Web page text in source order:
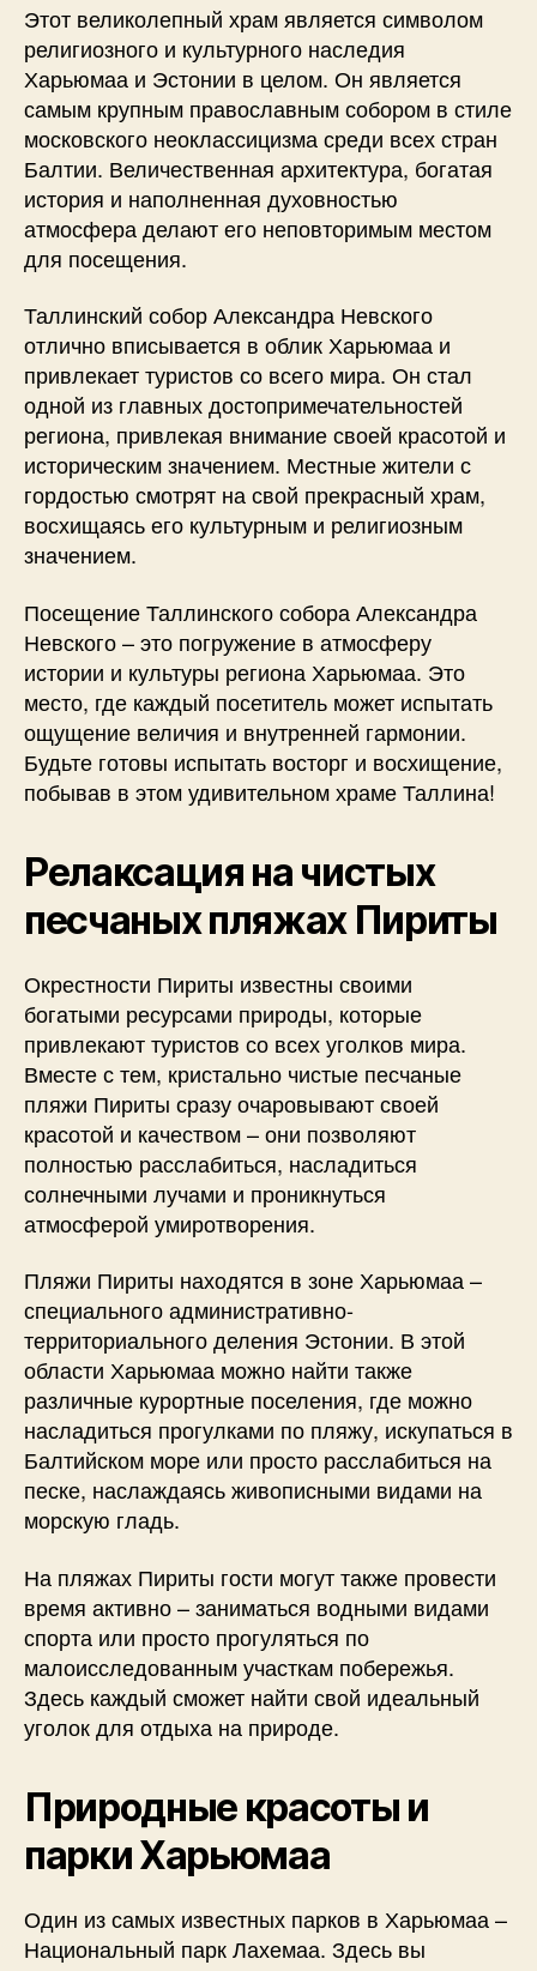
Этот великолепный храм является символом
религиозного и культурного наследия
Харьюмаа и Эстонии в целом. Он является
самым крупным православным собором в стиле
московского неоклассицизма среди всех стран
Балтии. Величественная архитектура, богатая
история и наполненная духовностью
атмосфера делают его неповторимым местом
для посещения.
Таллинский собор Александра Невского
отлично вписывается в облик Харьюмаа и
привлекает туристов со всего мира. Он стал
одной из главных достопримечательностей
региона, привлекая внимание своей красотой и
историческим значением. Местные жители с
гордостью смотрят на свой прекрасный храм,
восхищаясь его культурным и религиозным
значением.
Посещение Таллинского собора Александра
Невского – это погружение в атмосферу
истории и культуры региона Харьюмаа. Это
место, где каждый посетитель может испытать
ощущение величия и внутренней гармонии.
Будьте готовы испытать восторг и восхищение,
побывав в этом удивительном храме Таллина!
Релаксация на чистых
песчаных пляжах Пириты
Окрестности Пириты известны своими
богатыми ресурсами природы, которые
привлекают туристов со всех уголков мира.
Вместе с тем, кристально чистые песчаные
пляжи Пириты сразу очаровывают своей
красотой и качеством – они позволяют
полностью расслабиться, насладиться
солнечными лучами и проникнуться
атмосферой умиротворения.
Пляжи Пириты находятся в зоне Харьюмаа –
специального административно-
территориального деления Эстонии. В этой
области Харьюмаа можно найти также
различные курортные поселения, где можно
насладиться прогулками по пляжу, искупаться в
Балтийском море или просто расслабиться на
песке, наслаждаясь живописными видами на
морскую гладь.
На пляжах Пириты гости могут также провести
время активно – заниматься водными видами
спорта или просто прогуляться по
малоисследованным участкам побережья.
Здесь каждый сможет найти свой идеальный
уголок для отдыха на природе.
Природные красоты и
парки Харьюмаа
Один из самых известных парков в Харьюмаа –
Национальный парк Лахемаа. Здесь вы